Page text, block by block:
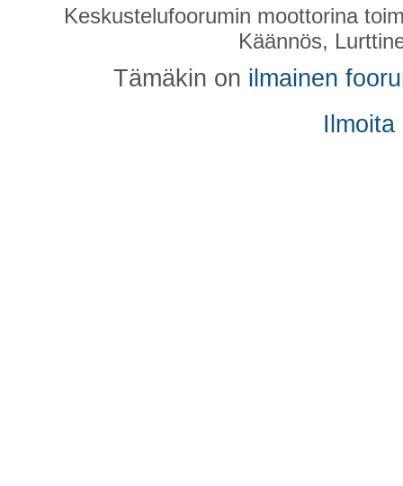
Keskustelufoorumin moottorina
Käännös,
Tämäkin on ilmainen